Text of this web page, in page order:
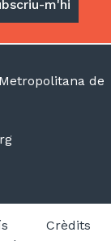
de
Crèdits